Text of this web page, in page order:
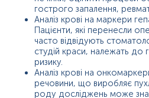
гострого запалення,
Аналіз крові на маркери
Пацієнти, які перенесли
часто відвідують
студій краси, належать до
ризику.
Аналіз крові на
речовини, що виробляє
роду досліджень може